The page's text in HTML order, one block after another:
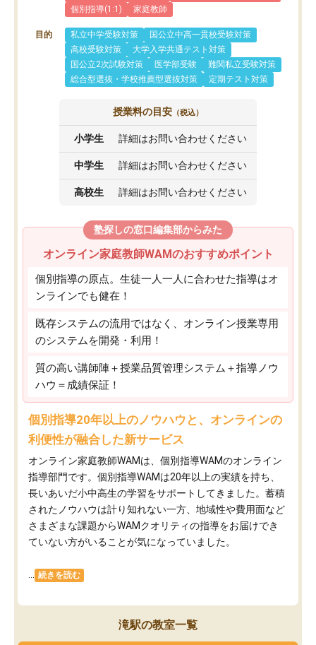
個別指導(1:1)
家庭教師
目的 私立中学受験対策
国公立中高一貫校受験対策
高校受験対策
大学入学共通テスト対策
国公立2次試験対策
医学部受験
難関私立受験対策
総合型選抜・学校推薦型選抜対策
定期テスト対策
授業料の目安 （税込）
小学生 詳細はお問い合わせください
中学生 詳細はお問い合わせください
高校生 詳細はお問い合わせください
塾探しの窓口編集部からみた
オンライン家庭教師WAMのおすすめポイント
個別指導の原点。生徒一人一人に合わせた指導はオ
ンラインでも健在！
既存システムの流用ではなく、オンライン授業専用
のシステムを開発・利用！
質の高い講師陣＋授業品質管理システム＋指導ノウ
ハウ＝成績保証！
個別指導20年以上のノウハウと、オンラインの
利便性が融合した新サービス
オンライン家庭教師WAMは、個別指導WAMのオンライン
指導部門です。個別指導WAMは20年以上の実績を持ち、
長いあいだ小中高生の学習をサポートしてきました。蓄積
されたノウハウは計り知れない一方、地域性や費用面など
さまざまな課題からWAMクオリティの指導をお届けでき
ていない方がいることが気になっていました。
続きを読む
滝駅の教室一覧